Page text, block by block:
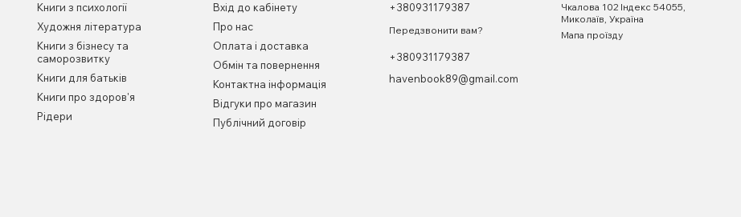
Книги з психології
Художня література
Книги з бізнесу та
саморозвитку
Книги для батьків
Книги про здоров'я
Рідери
Вхід до кабінету
Про нас
Оплата і доставка
Обмін та повернення
Контактна інформація
Відгуки про магазин
Публічний договір
+380931179387
Передзвонити вам?
+380931179387
havenbook89@gmail.com
Чкалова 102 Індекс 54055,
Миколаїв, Україна
Мапа проїзду